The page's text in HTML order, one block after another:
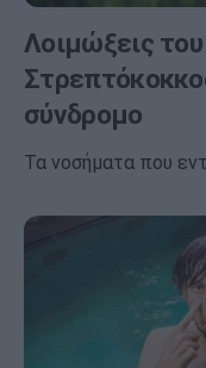
Λοιμώξεις του
σύνδρομο
Τα νοσήματα που